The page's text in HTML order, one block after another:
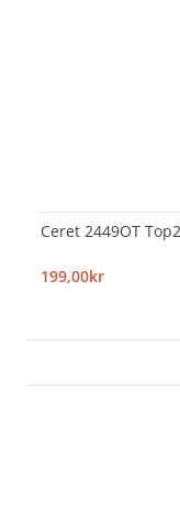
Ceret 2449OT
199,00kr